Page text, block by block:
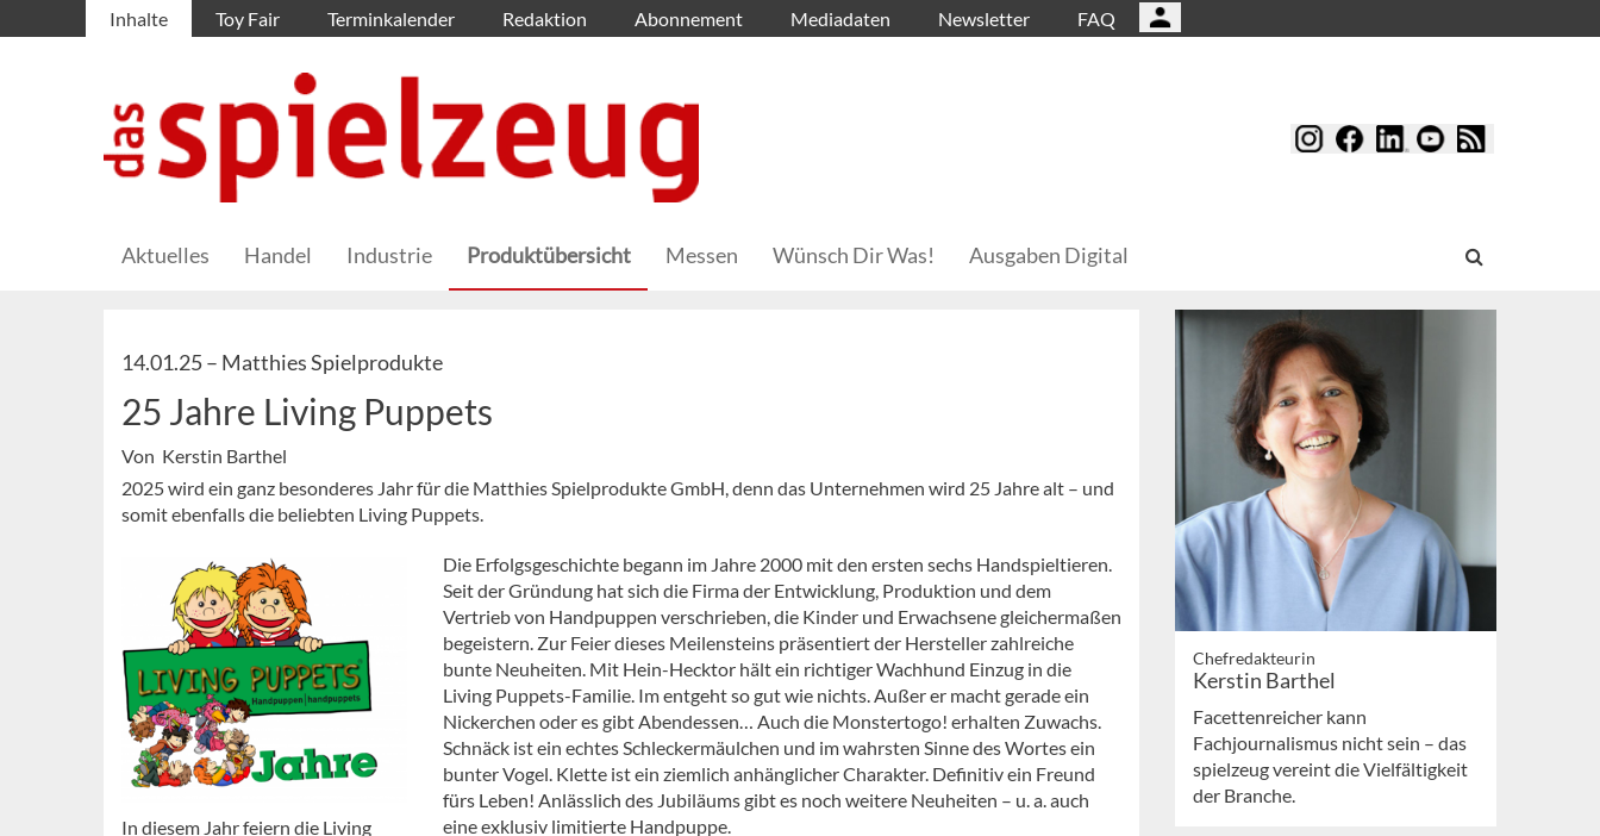
Inhalte Toy Fair Terminkalender Redaktion Abonnement Mediadaten Newsletter FAQ
Aktuelles Handel Industrie Produktübersicht Messen Wünsch Dir Was! Ausgaben Digital
14.01.25 – Matthies Spielprodukte
25 Jahre Living Puppets
Von Kerstin Barthel
2025 wird ein ganz besonderes Jahr für die Matthies Spielprodukte GmbH, denn das Unternehmen wird 25 Jahre alt – und
somit ebenfalls die beliebten Living Puppets.
In diesem Jahr feiern die Living
Die Erfolgsgeschichte begann im Jahre 2000 mit den ersten sechs Handspieltieren.
Seit der Gründung hat sich die Firma der Entwicklung, Produktion und dem
Vertrieb von Handpuppen verschrieben, die Kinder und Erwachsene gleichermaßen
begeistern. Zur Feier dieses Meilensteins präsentiert der Hersteller zahlreiche
bunte Neuheiten. Mit Hein-Hecktor hält ein richtiger Wachhund Einzug in die
Living Puppets-Familie. Im entgeht so gut wie nichts. Außer er macht gerade ein
Nickerchen oder es gibt Abendessen… Auch die Monstertogo! erhalten Zuwachs.
Schnäck ist ein echtes Schleckermäulchen und im wahrsten Sinne des Wortes ein
bunter Vogel. Klette ist ein ziemlich anhänglicher Charakter. Definitiv ein Freund
fürs Leben! Anlässlich des Jubiläums gibt es noch weitere Neuheiten – u. a. auch
eine exklusiv limitierte Handpuppe.
Chefredakteurin
Kerstin Barthel
Facettenreicher kann
Fachjournalismus nicht sein – das
spielzeug vereint die Vielfältigkeit
der Branche.